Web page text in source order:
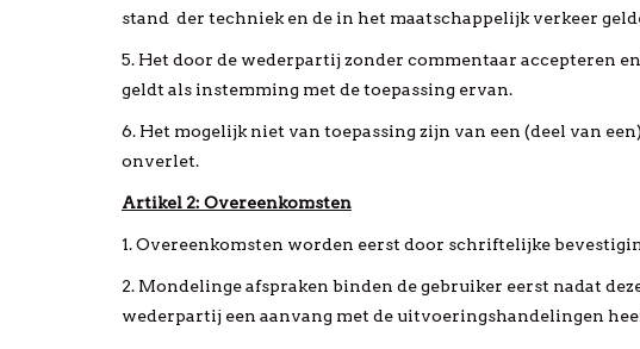
stand der techniek en de in het maatschappelijk verkeer
5. Het door de wederpartij zonder commentaar accepteren
geldt als instemming met de toepassing ervan.
6. Het mogelijk niet van toepassing zijn van een (deel van
onverlet.
Artikel 2: Overeenkomsten
1. Overeenkomsten worden eerst door schriftelijke
2. Mondelinge afspraken binden de gebruiker eerst nadat
wederpartij een aanvang met de uitvoeringshandelingen